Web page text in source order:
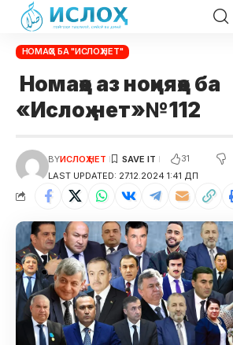
НОМАҲО БА "ИСЛОҲ.НЕТ"
Номаҳо аз ноҳияҳо ба
«Ислоҳ.нет»№112
LAST UPDATED: 27.12.2024 1:41 ДП
BYИСЛОҲ НЕТ 31